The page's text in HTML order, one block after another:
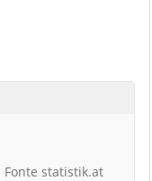
statistik.at